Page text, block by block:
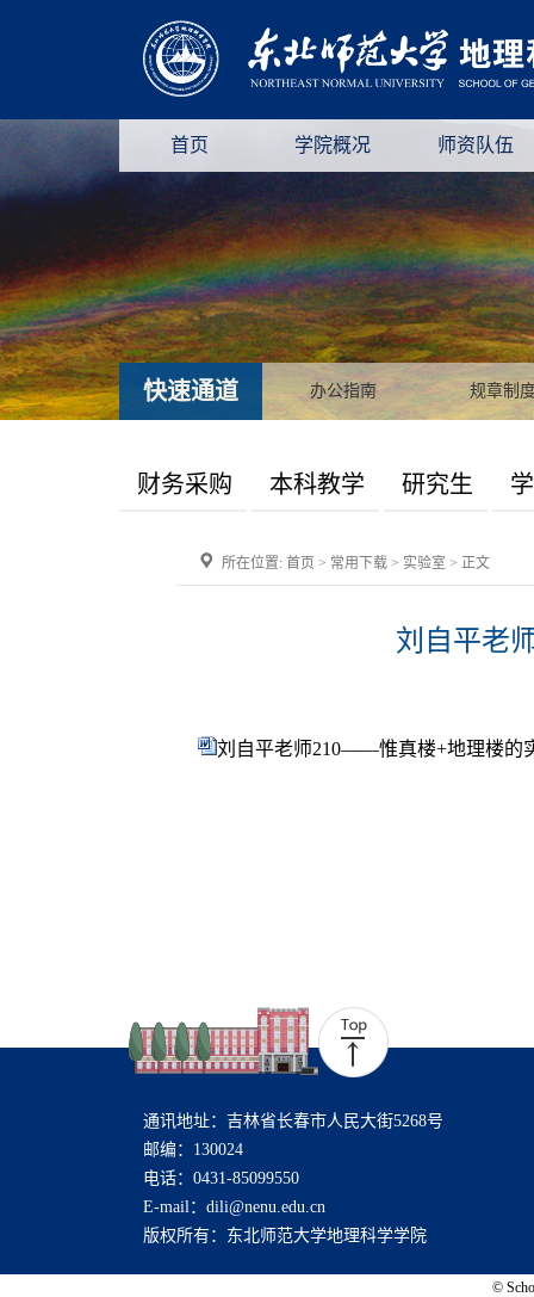
首页 学院概况 师资队伍
快速通道 办公指南 规章制
财务采购 本科教学 研究生
所在位置: 首页 > 常用下载 > 实验室 > 正文
刘自平老
刘自平老师210——惟真楼+地理楼的
通讯地址：吉林省长春市人民大街5268号
邮编：130024
电话：0431-85099550
E-mail：dili@nenu.edu.cn
版权所有：东北师范大学地理科学学院
©